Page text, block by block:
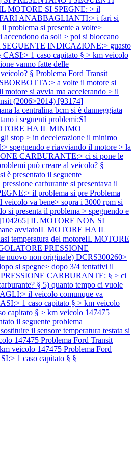
MOTORE SI SPEGNE: > il
FARI ANABBAGLIANTI:> i fari si
problema si presente a volte>
da soli > poi si bloccano
SEGUENTE INDICAZIONE:> guasto
1 caso capitato § > km veicolo
vanno fatte delle
§ Problema Ford Transit
a volte il motore si
si avvia ma accelerando > il
(2006>2014) [93174]
la centralina bcm si è danneggiata
i seguenti problemi:SI
HA IL MINIMO
stop > in decelerazione il minimo
spegnendo e riavviando il motore > la
CARBURANTE:> ci si pone le
può creare al veicolo? §
presentato il seguente
carburante si presentava il
il problema si pre Problema
va bene> sopra i 3000 rpm si
presenta il problema > spegnendo e
IL MOTORE NON SI
avviatoIL MOTORE HA IL
temperatura del motoreIL MOTORE
PRESSIONE
nuovo non originale) DCRS300260>
si spegne> dopo 3/4 tentativi il
CARBURANTE: § > ci
§ 5) quanto tempo ci vuole
il veicolo comunque va
1 caso capitato § > km veicolo
capitato § > km veicolo 147475
il seguente problema
il sensore temperatura testata si
147475 Problema Ford Transit
veicolo 147475 Problema Ford
1 caso capitato § §